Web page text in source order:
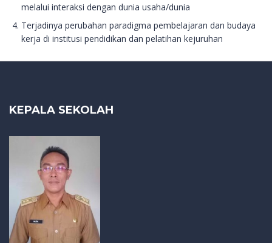
melalui interaksi dengan dunia usaha/dunia
Terjadinya perubahan paradigma pembelajaran dan budaya
kerja di institusi pendidikan dan pelatihan kejuruhan
KEPALA SEKOLAH